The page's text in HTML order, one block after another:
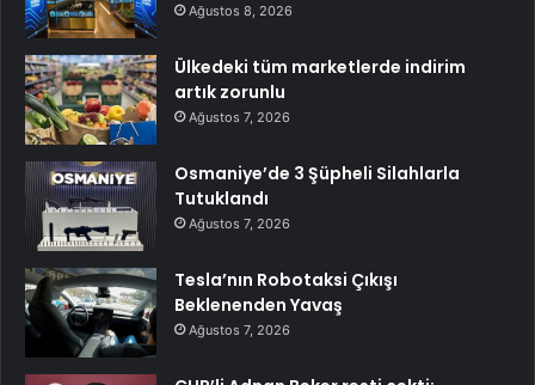
Ağustos 8, 2026
Ülkedeki tüm marketlerde indirim
artık zorunlu
Ağustos 7, 2026
Osmaniye’de 3 Şüpheli Silahlarla
Tutuklandı
Ağustos 7, 2026
Tesla’nın Robotaksi Çıkışı
Beklenenden Yavaş
Ağustos 7, 2026